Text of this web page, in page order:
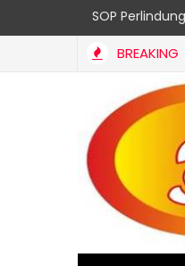
SOP
BREAKING